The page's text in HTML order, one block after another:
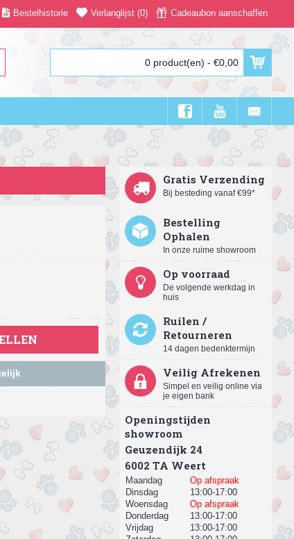
Bestelhistorie Verlanglijst (0) Cadeaubon aanschaffen
0 product(en) - €0,00
Gratis Verzending
Bij besteding vanaf €99*
Bestelling
Ophalen
In onze ruime showroom
Op voorraad
De volgende werkdag in
huis
Ruilen /
Retourneren
14 dagen bedenktermijn
Veilig Afrekenen
Simpel en veilig online via
je eigen bank
Openingstijden
showroom
Geuzendijk 24
​6002 TA Weert
Maandag
Op afspraak
Dinsdag
13:00-17:00
Woensdag
Op afspraak
Donderdag
13:00-17:00
Vrijdag
13:00-17:00